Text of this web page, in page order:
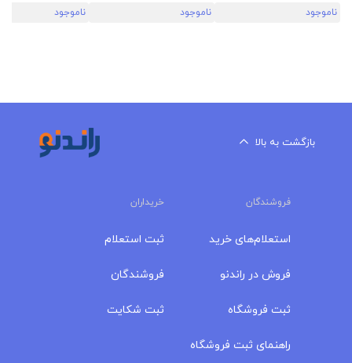
ناموجود ناموجود
ناموجود
بازگشت به بالا
فروشندگان خریداران
استعلام‌های خرید
فروش در راندنو
ثبت فروشگاه
راهنمای ثبت فروشگاه
ثبت استعلام
فروشندگان
ثبت شکایت